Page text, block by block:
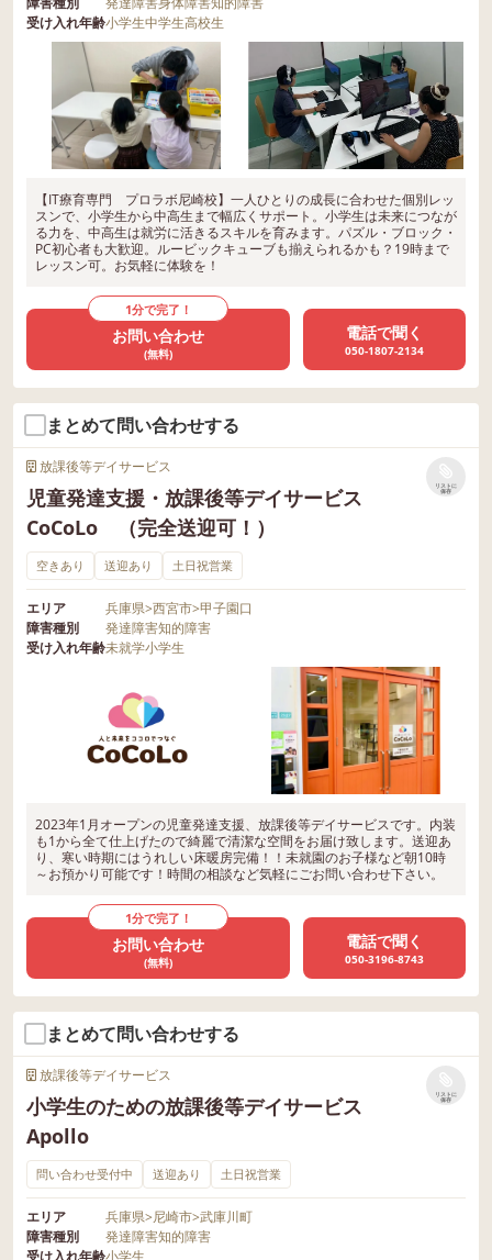
受け入れ年齢小学生中学生高校生
【IT療育専門 プロラボ尼崎校】一人ひとりの成長に合わせた個別レッ
スンで、小学生から中高生まで幅広くサポート。小学生は未来につなが
る力を、中高生は就労に活きるスキルを育みます。パズル・ブロック・
PC初心者も大歓迎。ルービックキューブも揃えられるかも？19時まで
レッスン可。お気軽に体験を！
1分で完了！
お問い合わせ
(無料)
電話で聞く
050-1807-2134
まとめて問い合わせする
放課後等デイサービス
児童発達支援・放課後等デイサービス
CoCoLo （完全送迎可！）
リストに
保存
空きあり 送迎あり 土日祝営業
エリア 兵庫県>西宮市>甲子園口
障害種別
発達障害知的障害
受け入れ年齢未就学小学生
2023年1月オープンの児童発達支援、放課後等デイサービスです。内装
も1から全て仕上げたので綺麗で清潔な空間をお届け致します。送迎あ
り、寒い時期にはうれしい床暖房完備！！未就園のお子様など朝10時
～お預かり可能です！時間の相談など気軽にごお問い合わせ下さい。
1分で完了！
お問い合わせ
(無料)
電話で聞く
050-3196-8743
まとめて問い合わせする
放課後等デイサービス
小学生のための放課後等デイサービス
Apollo
リストに
保存
問い合わせ受付中 送迎あり 土日祝営業
エリア 兵庫県>尼崎市>武庫川町
障害種別
発達障害知的障害
受け入れ年齢小学生